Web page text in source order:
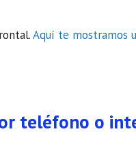
Aquí te mostramos
teléfono o